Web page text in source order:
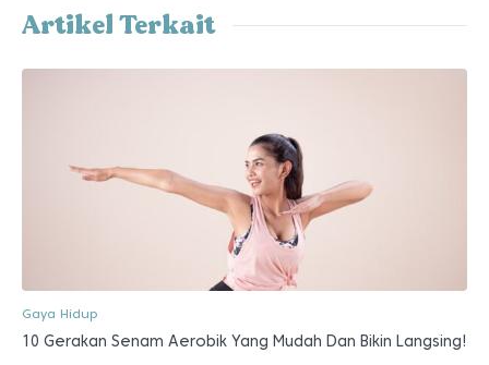
Artikel Terkait
Gaya Hidup
10 Gerakan Senam Aerobik Yang Mudah Dan Bikin Langsing!